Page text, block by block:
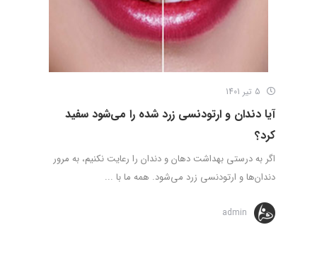
آیا دندان و ارتودنسی زرد شده را می‌شود سفید
کرد؟
اگر به درستی بهداشت دهان و دندان را رعایت نکنیم، به مرور
دندان‌ها و ارتودنسی زرد می‌شود. همه ما با ...
admin